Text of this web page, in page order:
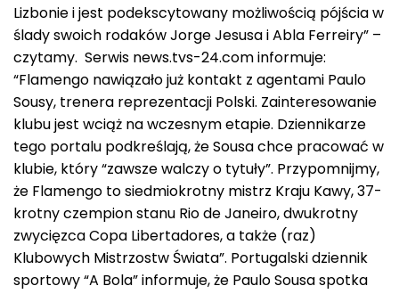
Lizbonie i jest podekscytowany możliwością pójścia w
ślady swoich rodaków Jorge Jesusa i Abla Ferreiry” –
czytamy. Serwis news.tvs-24.com informuje:
“Flamengo nawiązało już kontakt z agentami Paulo
Sousy, trenera reprezentacji Polski. Zainteresowanie
klubu jest wciąż na wczesnym etapie. Dziennikarze
tego portalu podkreślają, że Sousa chce pracować w
klubie, który “zawsze walczy o tytuły”. Przypomnijmy,
że Flamengo to siedmiokrotny mistrz Kraju Kawy, 37-
krotny czempion stanu Rio de Janeiro, dwukrotny
zwycięzca Copa Libertadores, a także (raz)
Klubowych Mistrzostw Świata”. Portugalski dziennik
sportowy “A Bola” informuje, że Paulo Sousa spotka